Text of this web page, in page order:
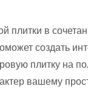
плитки в
создать
плитку на
вашему